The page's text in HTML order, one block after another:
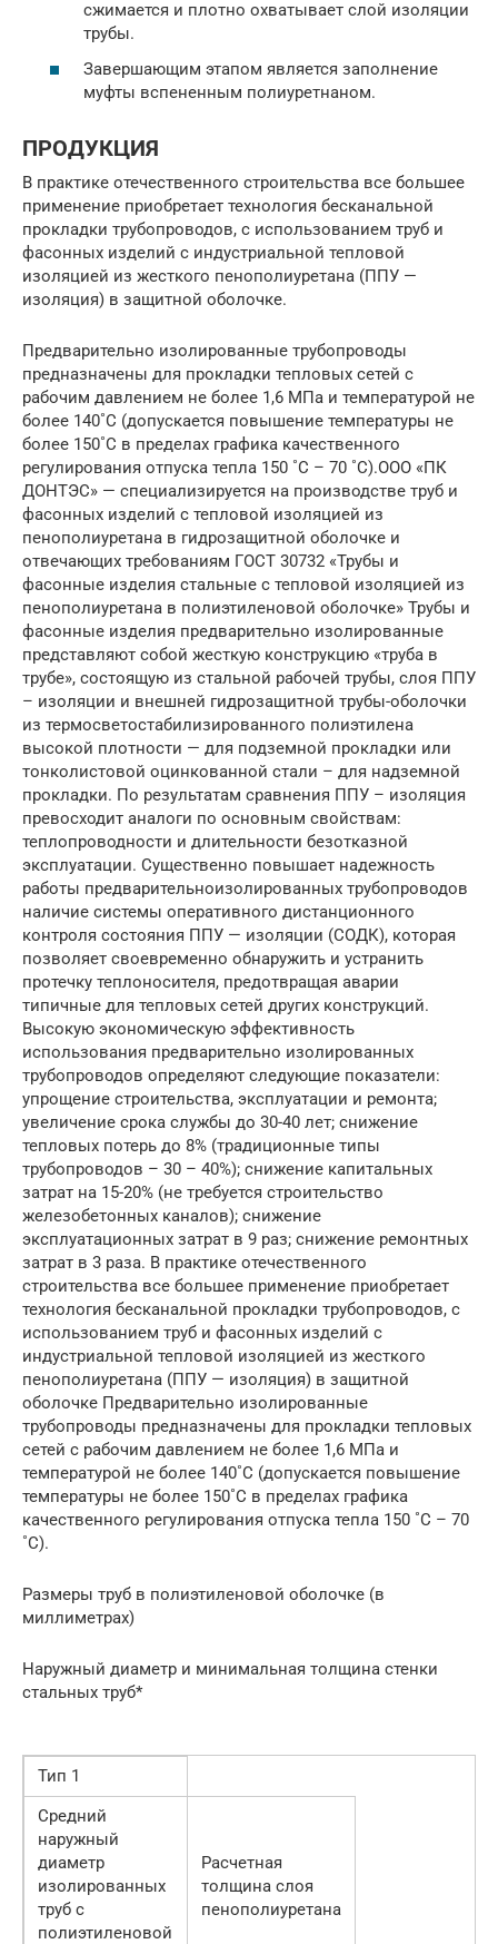
сжимается и плотно охватывает слой изоляции
трубы.
Завершающим этапом является заполнение
муфты вспененным полиуретнаном.
ПРОДУКЦИЯ
В практике отечественного строительства все большее
применение приобретает технология бесканальной
прокладки трубопроводов, с использованием труб и
фасонных изделий с индустриальной тепловой
изоляцией из жесткого пенополиуретана (ППУ —
изоляция) в защитной оболочке.
Предварительно изолированные трубопроводы
предназначены для прокладки тепловых сетей с
рабочим давлением не более 1,6 МПа и температурой не
более 140˚С (допускается повышение температуры не
более 150˚С в пределах графика качественного
регулирования отпуска тепла 150 ˚С – 70 ˚С).ООО «ПК
ДОНТЭС» — специализируется на производстве труб и
фасонных изделий с тепловой изоляцией из
пенополиуретана в гидрозащитной оболочке и
отвечающих требованиям ГОСТ 30732 «Трубы и
фасонные изделия стальные с тепловой изоляцией из
пенополиуретана в полиэтиленовой оболочке» Трубы и
фасонные изделия предварительно изолированные
представляют собой жесткую конструкцию «труба в
трубе», состоящую из стальной рабочей трубы, слоя ППУ
– изоляции и внешней гидрозащитной трубы-оболочки
из термосветостабилизированного полиэтилена
высокой плотности — для подземной прокладки или
тонколистовой оцинкованной стали – для надземной
прокладки. По результатам сравнения ППУ – изоляция
превосходит аналоги по основным свойствам:
теплопроводности и длительности безотказной
эксплуатации. Существенно повышает надежность
работы предварительноизолированных трубопроводов
наличие системы оперативного дистанционного
контроля состояния ППУ — изоляции (СОДК), которая
позволяет своевременно обнаружить и устранить
протечку теплоносителя, предотвращая аварии
типичные для тепловых сетей других конструкций.
Высокую экономическую эффективность
использования предварительно изолированных
трубопроводов определяют следующие показатели:
упрощение строительства, эксплуатации и ремонта;
увеличение срока службы до 30-40 лет; снижение
тепловых потерь до 8% (традиционные типы
трубопроводов – 30 – 40%); снижение капитальных
затрат на 15-20% (не требуется строительство
железобетонных каналов); снижение
эксплуатационных затрат в 9 раз; снижение ремонтных
затрат в 3 раза. В практике отечественного
строительства все большее применение приобретает
технология бесканальной прокладки трубопроводов, с
использованием труб и фасонных изделий с
индустриальной тепловой изоляцией из жесткого
пенополиуретана (ППУ — изоляция) в защитной
оболочке Предварительно изолированные
трубопроводы предназначены для прокладки тепловых
сетей с рабочим давлением не более 1,6 МПа и
температурой не более 140˚С (допускается повышение
температуры не более 150˚С в пределах графика
качественного регулирования отпуска тепла 150 ˚С – 70
˚С).
Размеры труб в полиэтиленовой оболочке (в
миллиметрах)
Наружный диаметр и минимальная толщина стенки
стальных труб*
Тип 1
Средний
наружный
диаметр
изолированных
труб с
полиэтиленовой
Расчетная
толщина слоя
пенополиуретана